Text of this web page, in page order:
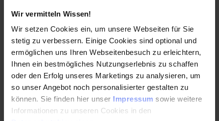
Wir vermitteln Wissen!
Wir setzen Cookies ein, um unsere Webseiten für Sie
stetig zu verbessern. Einige Cookies sind optional und
ermöglichen uns Ihren Webseitenbesuch zu erleichtern,
Ihnen ein bestmögliches Nutzungserlebnis zu schaffen
oder den Erfolg unseres Marketings zu analysieren, um
so unser Angebot noch personalisierter gestalten zu
können. Sie finden hier unser Impressum sowie weitere
Informationen zu unseren Cookies in den
entscheidende Rolle. Unternehmen stehen vor
der…
WEITERLESEN
3. VDI-Fachkonferenz „Der Digitale Zwilling in
der industriellen Wertschöpfung“